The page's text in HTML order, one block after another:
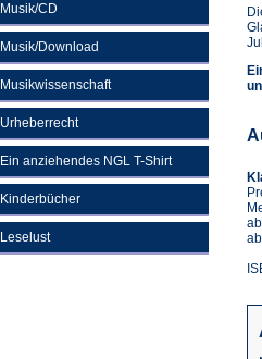
Musik/CD
Musik/Download
Musikwissenschaft
Urheberrecht
Ein anziehendes NGL T-Shirt
Kinderbücher
Leselust